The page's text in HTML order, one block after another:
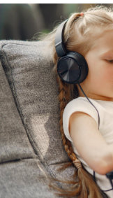
— Если в него
это театральная
вокзал XIX–XX
фасада, но стал
Фото: Сергей Ведяшкин